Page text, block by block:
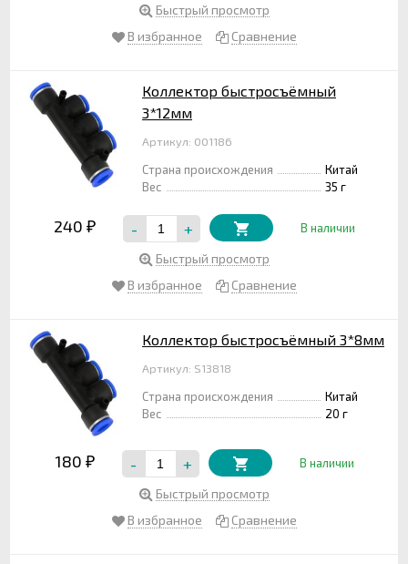
Быстрый просмотр
В избранное
Сравнение
Коллектор быстросъёмный
3*12мм
Артикул: 001186
Страна происхождения
Китай
Вес
35 г
240 ₽ - + В наличии
Быстрый просмотр
В избранное
Сравнение
Коллектор быстросъёмный 3*8мм
Артикул: S13818
Страна происхождения
Китай
Вес
20 г
180 ₽ - + В наличии
Быстрый просмотр
В избранное
Сравнение